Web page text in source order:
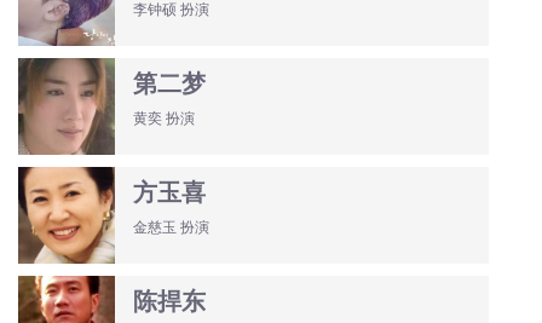
李钟硕 扮演
第二梦
黄奕 扮演
方玉喜
金慈玉 扮演
陈捍东